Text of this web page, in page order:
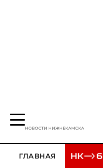
НОВОСТИ НИЖНЕКАМСКА
ГЛАВНАЯ